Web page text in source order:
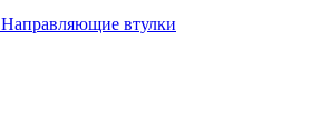
Направляющие втулки